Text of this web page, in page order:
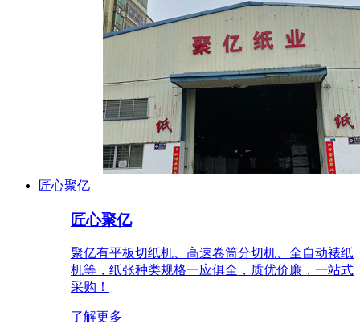
匠心聚亿
匠心聚亿
聚亿有平板切纸机、高速卷筒分切机、全自动裱纸
机等，纸张种类规格一应俱全，质优价廉，一站式
采购！
了解更多